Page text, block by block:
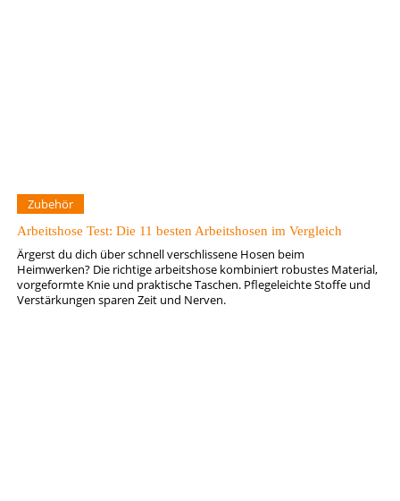
Zubehör
Arbeitshose Test: Die 11 besten Arbeitshosen im Vergleich
Ärgerst du dich über schnell verschlissene Hosen beim
Heimwerken? Die richtige arbeitshose kombiniert robustes Material,
vorgeformte Knie und praktische Taschen. Pflegeleichte Stoffe und
Verstärkungen sparen Zeit und Nerven.